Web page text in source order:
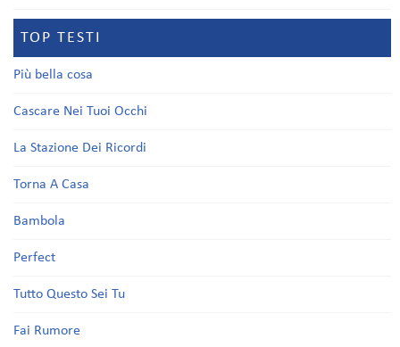
TOP TESTI
Più bella cosa
Cascare Nei Tuoi Occhi
La Stazione Dei Ricordi
Torna A Casa
Bambola
Perfect
Tutto Questo Sei Tu
Fai Rumore